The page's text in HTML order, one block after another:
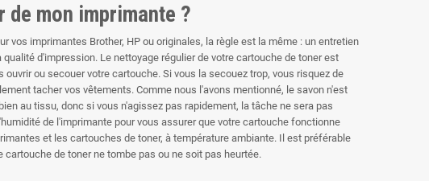
de mon imprimante ?
imprimantes Brother, HP ou originales, la règle est la même : un entretien
d'impression. Le nettoyage régulier de votre cartouche de toner est
ou secouer votre cartouche. Si vous la secouez trop, vous risquez de
tacher vos vêtements. Comme nous l'avons mentionné, le savon n'est
au tissu, donc si vous n'agissez pas rapidement, la tâche ne sera pas
de l'imprimante pour vous assurer que votre cartouche fonctionne
et les cartouches de toner, à température ambiante. Il est préférable
de toner ne tombe pas ou ne soit pas heurtée.